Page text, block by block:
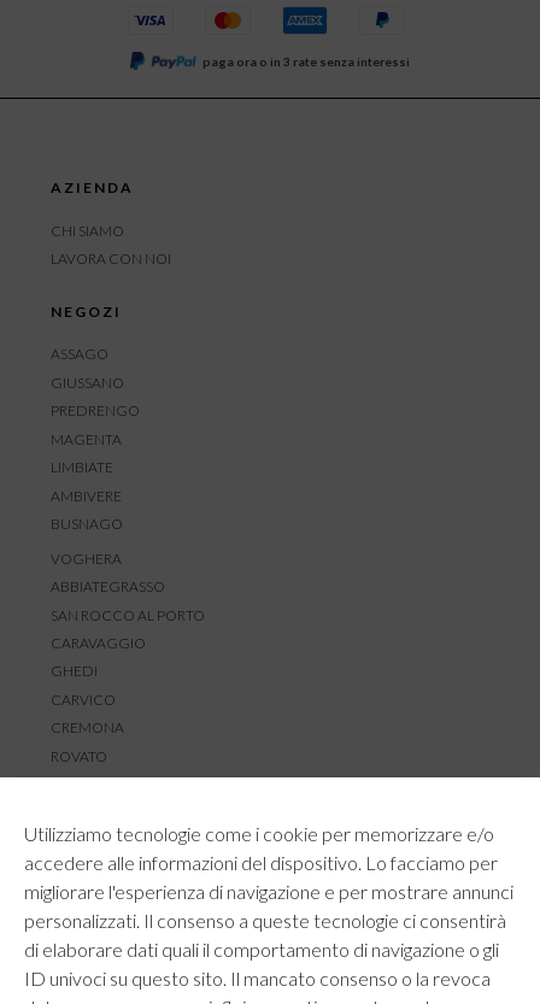
Utilizziamo tecnologie come i cookie per memorizzare e/o
accedere alle informazioni del dispositivo. Lo facciamo per
migliorare l'esperienza di navigazione e per mostrare annunci
personalizzati. Il consenso a queste tecnologie ci consentirà
di elaborare dati quali il comportamento di navigazione o gli
ID univoci su questo sito. Il mancato consenso o la revoca
paga ora o in 3 rate senza interessi
AZIENDA
CHI SIAMO
LAVORA CON NOI
NEGOZI
ASSAGO
GIUSSANO
PREDRENGO
MAGENTA
LIMBIATE
AMBIVERE
BUSNAGO
VOGHERA
ABBIATEGRASSO
SAN ROCCO AL PORTO
CARAVAGGIO
GHEDI
CARVICO
CREMONA
ROVATO
RESI E RIMBORSI
REGOLAMENTO LOYALTY
CONTATTACI